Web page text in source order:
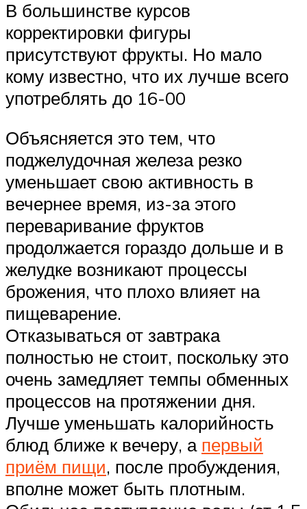
В большинстве курсов
корректировки фигуры
присутствуют фрукты. Но мало
кому известно, что их лучше всего
употреблять до 16-00
Объясняется это тем, что
поджелудочная железа резко
уменьшает свою активность в
вечернее время, из-за этого
переваривание фруктов
продолжается гораздо дольше и в
желудке возникают процессы
брожения, что плохо влияет на
пищеварение.
Отказываться от завтрака
полностью не стоит, поскольку это
очень замедляет темпы обменных
процессов на протяжении дня.
Лучше уменьшать калорийность
блюд ближе к вечеру, а первый
приём пищи, после пробуждения,
вполне может быть плотным.